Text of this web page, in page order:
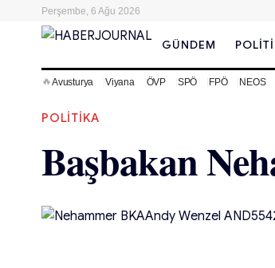
Perşembe, 6 Ağu 2026
GÜNDEM
🔥Avusturya Viyana ÖVP SPÖ FPÖ NEOS
POLITIKA
Başbakan